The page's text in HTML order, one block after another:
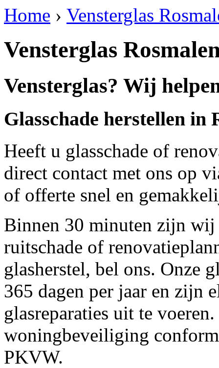
Home › Vensterglas
Vensterglas
Vensterglas? Wij
Glasschade herstellen in
Heeft u glasschade of
direct contact met ons op
of offerte snel en
Binnen 30 minuten zijn wij
ruitschade of
glasherstel, bel ons. Onze
365 dagen per jaar en zijn
glasreparaties uit te
woningbeveiliging
PKVW.